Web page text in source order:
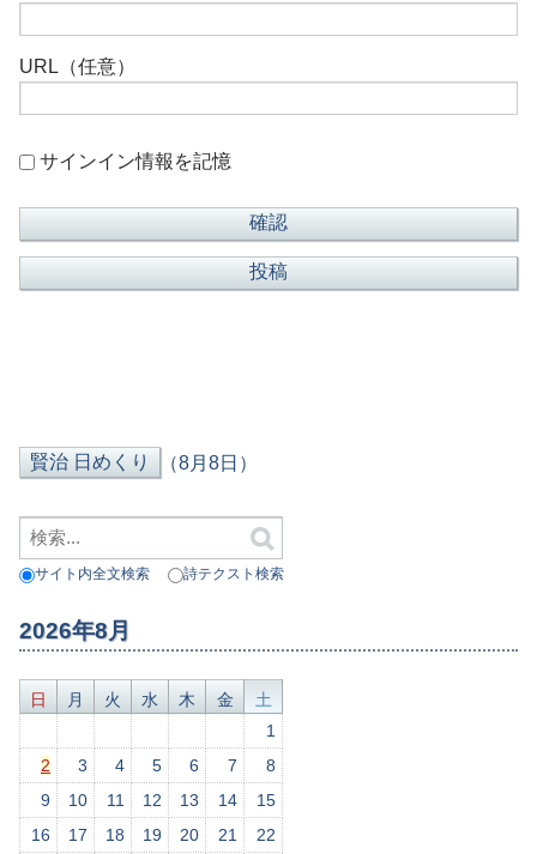
URL（任意）
サインイン情報を記憶
（8月8日）
サイト内全文検索 詩テクスト検索
2026年8月
日 月 火 水 木 金
土
1
2
3 4 5 6 7
8
9
10 11 12 13 14
15
16
17 18 19 20 21
22